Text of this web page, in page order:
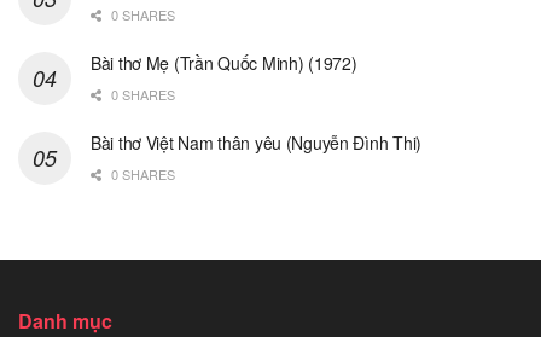
0 SHARES
Bài thơ Mẹ (Trần Quốc Minh) (1972)
0 SHARES
Bài thơ Việt Nam thân yêu (Nguyễn Đình Thi)
0 SHARES
Danh mục